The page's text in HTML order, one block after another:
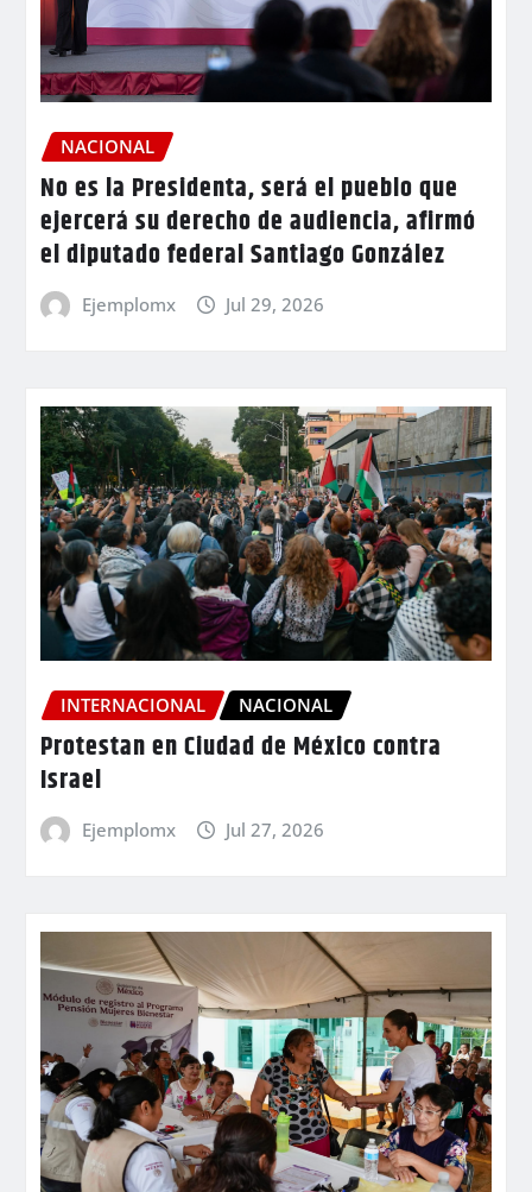
NACIONAL
No es la Presidenta, será el pueblo que
ejercerá su derecho de audiencia, afirmó
el diputado federal Santiago González
Ejemplomx Jul 29, 2026
INTERNACIONAL NACIONAL
Protestan en Ciudad de México contra
Israel
Ejemplomx Jul 27, 2026